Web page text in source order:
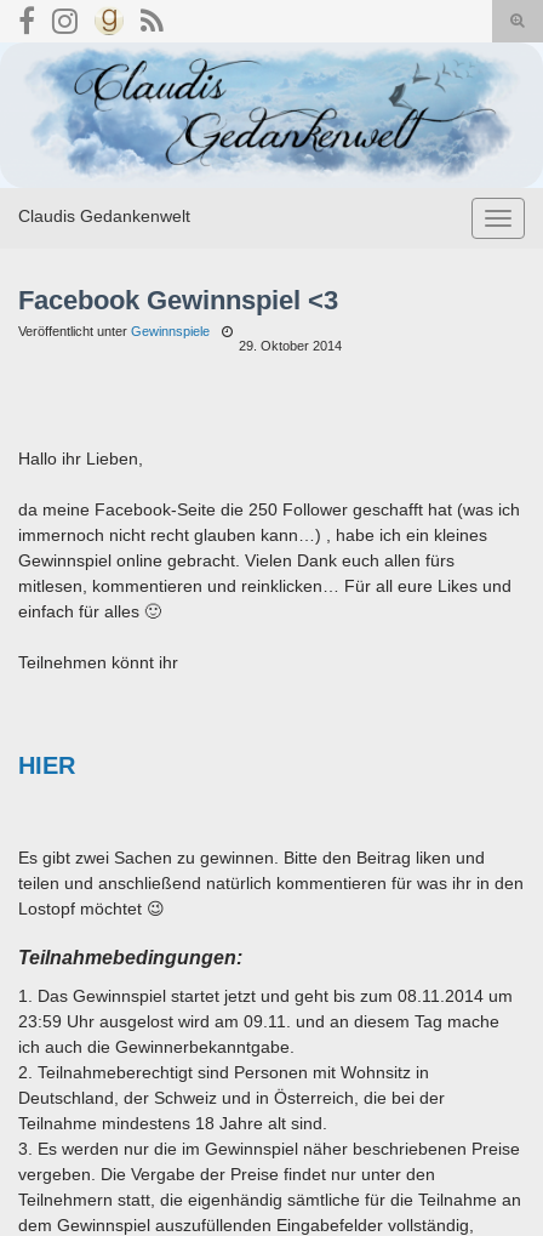
Search for:
Claudis Gedankenwelt
Facebook Gewinnspiel <3
Veröffentlicht unter Gewinnspiele
29. Oktober 2014
Hallo ihr Lieben,
da meine Facebook-Seite die 250 Follower geschafft hat (was ich
immernoch nicht recht glauben kann…) , habe ich ein kleines
Gewinnspiel online gebracht. Vielen Dank euch allen fürs
mitlesen, kommentieren und reinklicken… Für all eure Likes und
einfach für alles 🙂
Teilnehmen könnt ihr
HIER
Es gibt zwei Sachen zu gewinnen. Bitte den Beitrag liken und
teilen und anschließend natürlich kommentieren für was ihr in den
Lostopf möchtet 😉
Teilnahmebedingungen:
1. Das Gewinnspiel startet jetzt und geht bis zum 08.11.2014 um
23:59 Uhr ausgelost wird am 09.11. und an diesem Tag mache
ich auch die Gewinnerbekanntgabe.
2. Teilnahmeberechtigt sind Personen mit Wohnsitz in
Deutschland, der Schweiz und in Österreich, die bei der
Teilnahme mindestens 18 Jahre alt sind.
3. Es werden nur die im Gewinnspiel näher beschriebenen Preise
vergeben. Die Vergabe der Preise findet nur unter den
Teilnehmern statt, die eigenhändig sämtliche für die Teilnahme an
dem Gewinnspiel auszufüllenden Eingabefelder vollständig,